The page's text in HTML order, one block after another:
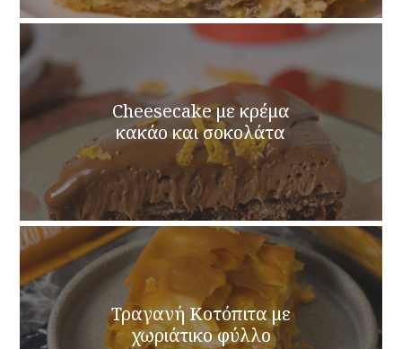
Cheesecake με κρέμα
κακάο και σοκολάτα
Τραγανή Κοτόπιτα με
χωριάτικο φύλλο